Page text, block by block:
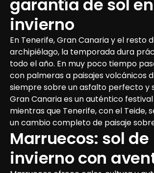
garantía de sol en
invierno
En Tenerife, Gran Canaria y el resto
archipiélago, la temporada dura
todo el año. En muy poco tiempo
con palmeras a paisajes volcánicos
siempre sobre un asfalto perfecto y
Gran Canaria es un auténtico
mientras que Tenerife, con el Teide,
un cambio completo de paisaje
Marruecos: sol de
invierno con